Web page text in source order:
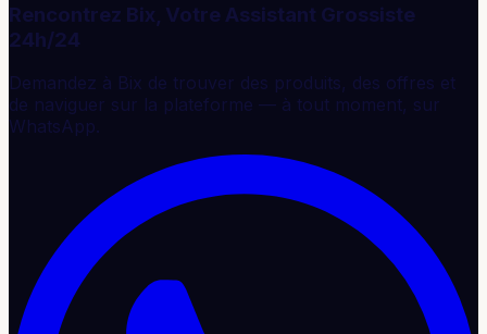
Rencontrez Bix, Votre Assistant Grossiste
24h/24
Demandez à Bix de trouver des produits, des offres et
de naviguer sur la plateforme — à tout moment, sur
WhatsApp.